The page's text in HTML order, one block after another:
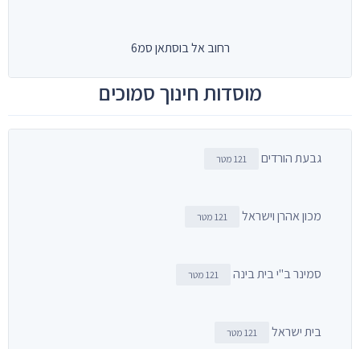
רחוב אל בוסתאן סמ6
מוסדות חינוך סמוכים
גבעת הורדים 121 מטר
מכון אהרן וישראל 121 מטר
סמינר ב"י בית בינה 121 מטר
בית ישראל 121 מטר